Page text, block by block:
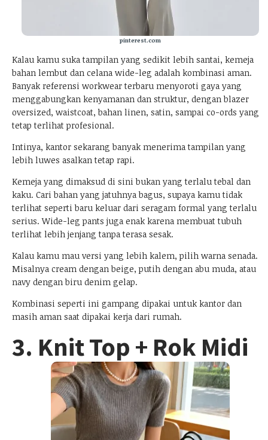
pinterest.com
Kalau kamu suka tampilan yang sedikit lebih santai, kemeja
bahan lembut dan celana wide-leg adalah kombinasi aman.
Banyak referensi workwear terbaru menyoroti gaya yang
menggabungkan kenyamanan dan struktur, dengan blazer
oversized, waistcoat, bahan linen, satin, sampai co-ords yang
tetap terlihat profesional.
Intinya, kantor sekarang banyak menerima tampilan yang
lebih luwes asalkan tetap rapi.
Kemeja yang dimaksud di sini bukan yang terlalu tebal dan
kaku. Cari bahan yang jatuhnya bagus, supaya kamu tidak
terlihat seperti baru keluar dari seragam formal yang terlalu
serius. Wide-leg pants juga enak karena membuat tubuh
terlihat lebih jenjang tanpa terasa sesak.
Kalau kamu mau versi yang lebih kalem, pilih warna senada.
Misalnya cream dengan beige, putih dengan abu muda, atau
navy dengan biru denim gelap.
Kombinasi seperti ini gampang dipakai untuk kantor dan
masih aman saat dipakai kerja dari rumah.
3. Knit Top + Rok Midi